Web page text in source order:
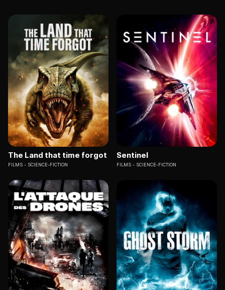
The Land that time forgot
FILMS SCIENCE-FICTION
Sentinel
FILMS SCIENCE-FICTION